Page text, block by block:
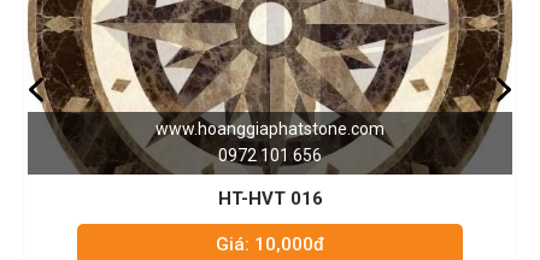
www.hoanggiaphatstone.com
0972 101 656
HT-HVT 016
Giá: 10,000đ